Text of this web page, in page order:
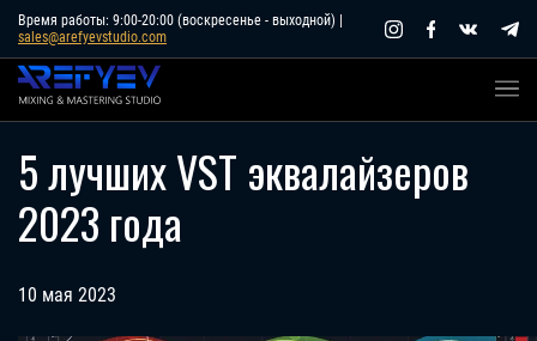
Skip
content
Время работы: 9:00-20:00 (воскресенье - выходной) |
sales@arefyevstudio.com
5 лучших VST эквалайзеров
2023 года
10 мая 2023